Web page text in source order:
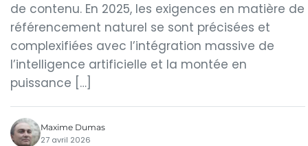
de contenu. En 2025, les exigences en matière de
référencement naturel se sont précisées et
complexifiées avec l’intégration massive de
l’intelligence artificielle et la montée en
puissance […]
Maxime Dumas
27 avril 2026